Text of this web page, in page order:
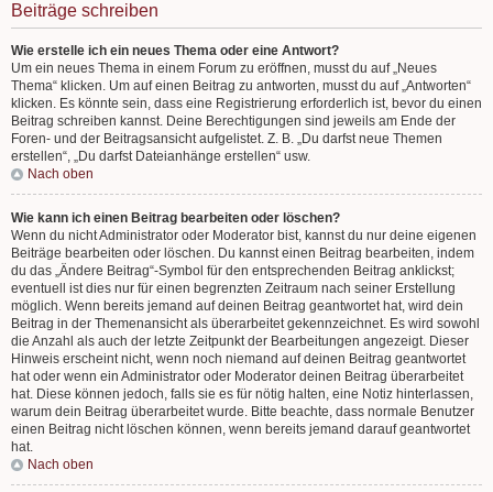
Beiträge schreiben
Wie erstelle ich ein neues Thema oder eine Antwort?
Um ein neues Thema in einem Forum zu eröffnen, musst du auf „Neues
Thema“ klicken. Um auf einen Beitrag zu antworten, musst du auf „Antworten“
klicken. Es könnte sein, dass eine Registrierung erforderlich ist, bevor du einen
Beitrag schreiben kannst. Deine Berechtigungen sind jeweils am Ende der
Foren- und der Beitragsansicht aufgelistet. Z. B. „Du darfst neue Themen
erstellen“, „Du darfst Dateianhänge erstellen“ usw.
Nach oben
Wie kann ich einen Beitrag bearbeiten oder löschen?
Wenn du nicht Administrator oder Moderator bist, kannst du nur deine eigenen
Beiträge bearbeiten oder löschen. Du kannst einen Beitrag bearbeiten, indem
du das „Ändere Beitrag“-Symbol für den entsprechenden Beitrag anklickst;
eventuell ist dies nur für einen begrenzten Zeitraum nach seiner Erstellung
möglich. Wenn bereits jemand auf deinen Beitrag geantwortet hat, wird dein
Beitrag in der Themenansicht als überarbeitet gekennzeichnet. Es wird sowohl
die Anzahl als auch der letzte Zeitpunkt der Bearbeitungen angezeigt. Dieser
Hinweis erscheint nicht, wenn noch niemand auf deinen Beitrag geantwortet
hat oder wenn ein Administrator oder Moderator deinen Beitrag überarbeitet
hat. Diese können jedoch, falls sie es für nötig halten, eine Notiz hinterlassen,
warum dein Beitrag überarbeitet wurde. Bitte beachte, dass normale Benutzer
einen Beitrag nicht löschen können, wenn bereits jemand darauf geantwortet
hat.
Nach oben